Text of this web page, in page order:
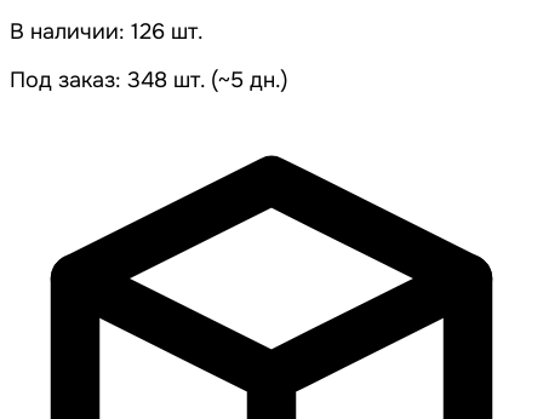
В наличии: 126 шт.
Под заказ: 348 шт. (~5 дн.)